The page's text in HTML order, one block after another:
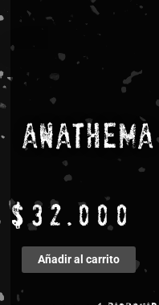
$32.000
Anathema
Serenades
Añadir al carrito